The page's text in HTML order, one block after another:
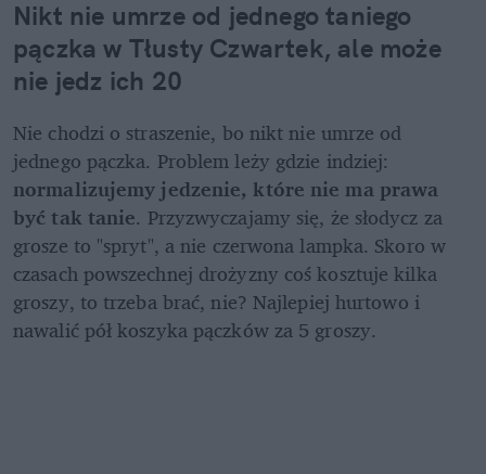
Nikt nie umrze od jednego taniego
pączka w Tłusty Czwartek, ale może
nie jedz ich 20
Nie chodzi o straszenie, bo nikt nie umrze od
normalizujemy jedzenie, które nie ma prawa
być tak tanie. Przyzwyczajamy się, że słodycz za
grosze to "spryt", a nie czerwona lampka. Skoro w
czasach powszechnej drożyzny coś kosztuje kilka
groszy, to trzeba brać, nie? Najlepiej hurtowo i
nawalić pół koszyka pączków za 5 groszy.